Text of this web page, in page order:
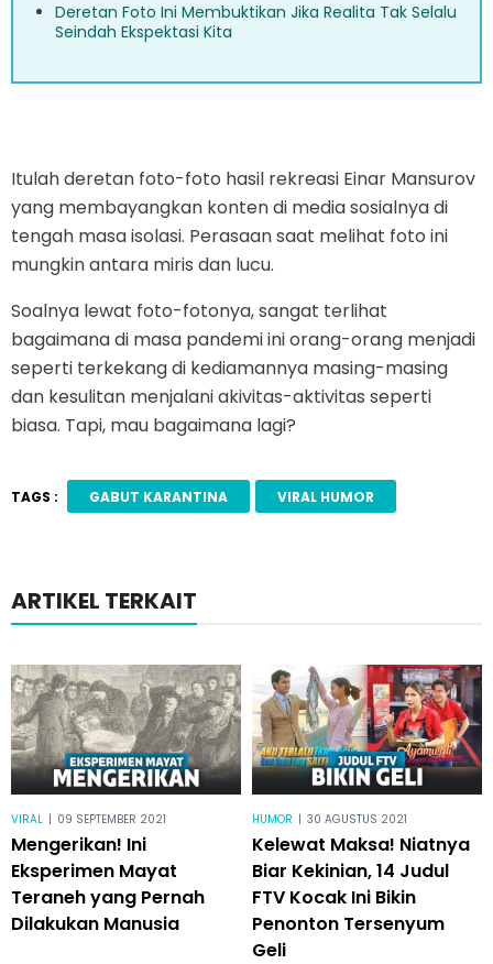
Deretan Foto Ini Membuktikan Jika Realita Tak Selalu
Seindah Ekspektasi Kita
Itulah deretan foto-foto hasil rekreasi Einar Mansurov
yang membayangkan konten di media sosialnya di
tengah masa isolasi. Perasaan saat melihat foto ini
mungkin antara miris dan lucu.
Soalnya lewat foto-fotonya, sangat terlihat
bagaimana di masa pandemi ini orang-orang menjadi
seperti terkekang di kediamannya masing-masing
dan kesulitan menjalani akivitas-aktivitas seperti
biasa. Tapi, mau bagaimana lagi?
TAGS : GABUT KARANTINA VIRAL HUMOR
ARTIKEL TERKAIT
VIRAL | 09 SEPTEMBER 2021
Mengerikan! Ini
Eksperimen Mayat
Teraneh yang Pernah
Dilakukan Manusia
HUMOR | 30 AGUSTUS 2021
Kelewat Maksa! Niatnya
Biar Kekinian, 14 Judul
FTV Kocak Ini Bikin
Penonton Tersenyum
Geli